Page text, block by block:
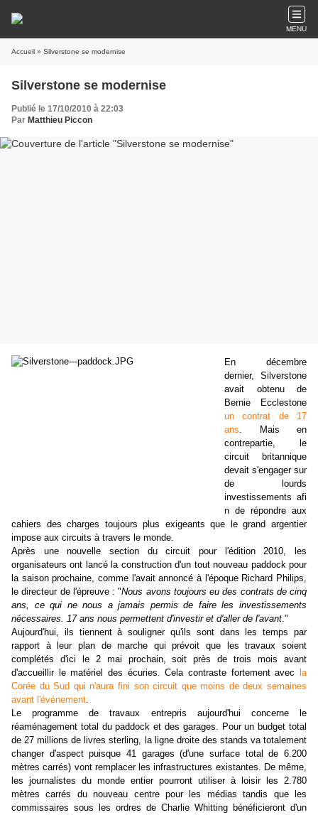
MENU
Accueil » Silverstone se modernise
Silverstone se modernise
Publié le 17/10/2010 à 22:03
Par Matthieu Piccon
En décembre
dernier, Silverstone
avait obtenu de
Bernie Ecclestone
un contrat de 17
ans. Mais en
contrepartie, le
circuit britannique
devait s'engager sur
de lourds
investissements afi
n de répondre aux
cahiers des charges toujours plus exigeants que le grand argentier
impose aux circuits à travers le monde.
Après une nouvelle section du circuit pour l'édition 2010, les
organisateurs ont lancé la construction d'un tout nouveau paddock pour
la saison prochaine, comme l'avait annoncé à l'époque Richard Philips,
le directeur de l'épreuve : "Nous avons toujours eu des contrats de cinq
ans, ce qui ne nous a jamais permis de faire les investissements
nécessaires. 17 ans nous permettent d'investir et d'aller de l'avant."
Aujourd'hui, ils tiennent à souligner qu'ils sont dans les temps par
rapport à leur plan de marche qui prévoit que les travaux soient
complétés d'ici le 2 mai prochain, soit près de trois mois avant
d'accueillir le matériel des écuries. Cela contraste fortement avec
la
Corée du Sud qui n'aura fini son circuit que moins de deux semaines
avant l'événement.
Le programme de travaux entrepris aujourd'hui concerne le
réaménagement total du paddock et des garages. Pour un budget total
de 27 millions de livres sterling, la ligne droite des stands va totalement
changer d'aspect puisque 41 garages (d'une surface total de 6.200
mètres carrés) vont remplacer les infrastructures existantes. De même,
les journalistes du monde entier pourront utiliser à loisir les 2.780
mètres carrés du nouveau centre pour les médias tandis que les
commissaires sous les ordres de Charlie Whitting bénéficieront d'un